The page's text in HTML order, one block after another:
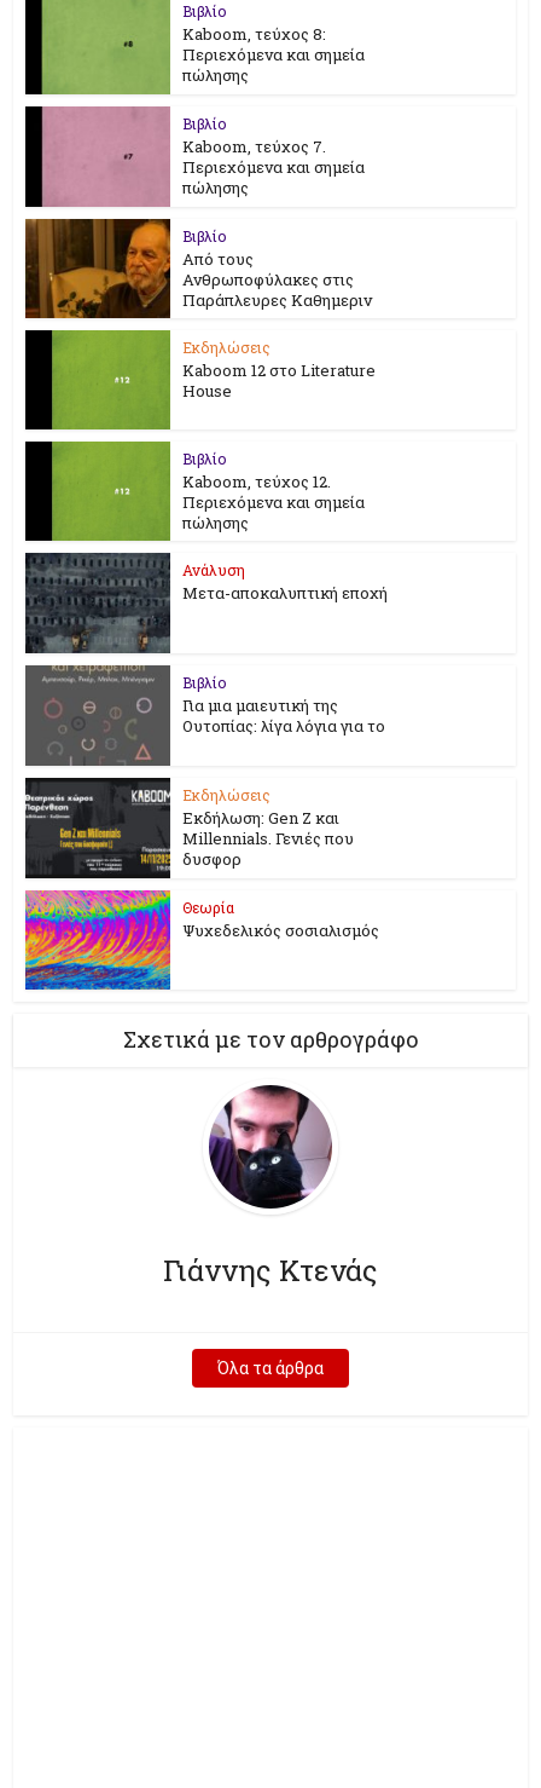
Βιβλίο
Kaboom, τεύχος 8:
Περιεχόμενα και σημεία
πώλησης
Βιβλίο
Kaboom, τεύχος 7.
Περιεχόμενα και σημεία
πώλησης
Βιβλίο
Από τους
Ανθρωποφύλακες στις
Παράπλευρες Καθημεριν
Εκδηλώσεις
Kaboom 12 στο Literature
House
Βιβλίο
Kaboom, τεύχος 12.
Περιεχόμενα και σημεία
πώλησης
Ανάλυση
Μετα-αποκαλυπτική εποχή
Βιβλίο
Για μια μαιευτική της
Ουτοπίας: λίγα λόγια για το
Εκδηλώσεις
Εκδήλωση: Gen Z και
Millennials. Γενιές που
δυσφορ
Θεωρία
Ψυχεδελικός σοσιαλισμός
Σχετικά με τον αρθρογράφο
Γιάννης Κτενάς
Όλα τα άρθρα